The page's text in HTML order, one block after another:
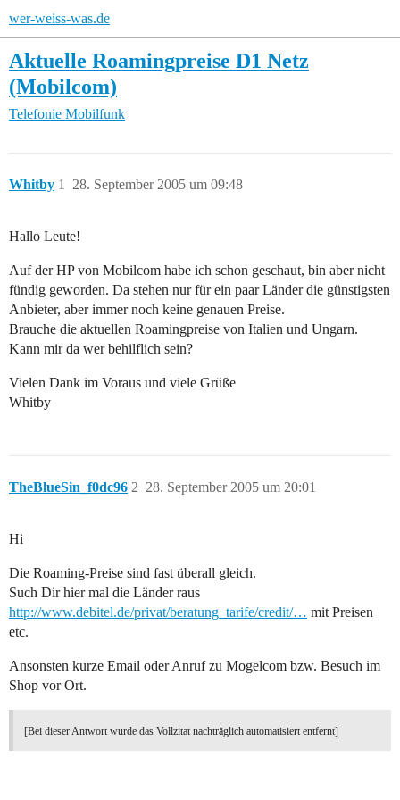
wer-weiss-was.de
Aktuelle Roamingpreise D1 Netz
(Mobilcom)
Telefonie Mobilfunk
Whitby 28. September 2005 um 09:48
1
Hallo Leute!
Auf der HP von Mobilcom habe ich schon geschaut, bin aber nicht
fündig geworden. Da stehen nur für ein paar Länder die günstigsten
Anbieter, aber immer noch keine genauen Preise.
Brauche die aktuellen Roamingpreise von Italien und Ungarn.
Kann mir da wer behilflich sein?
Vielen Dank im Voraus und viele Grüße
Whitby
TheBlueSin_f0dc96 28. September 2005 um 20:01
2
Hi
Die Roaming-Preise sind fast überall gleich.
Such Dir hier mal die Länder raus
http://www.debitel.de/privat/beratung_tarife/credit/… mit Preisen
etc.
Ansonsten kurze Email oder Anruf zu Mogelcom bzw. Besuch im
Shop vor Ort.
[Bei dieser Antwort wurde das Vollzitat nachträglich automatisiert entfernt]